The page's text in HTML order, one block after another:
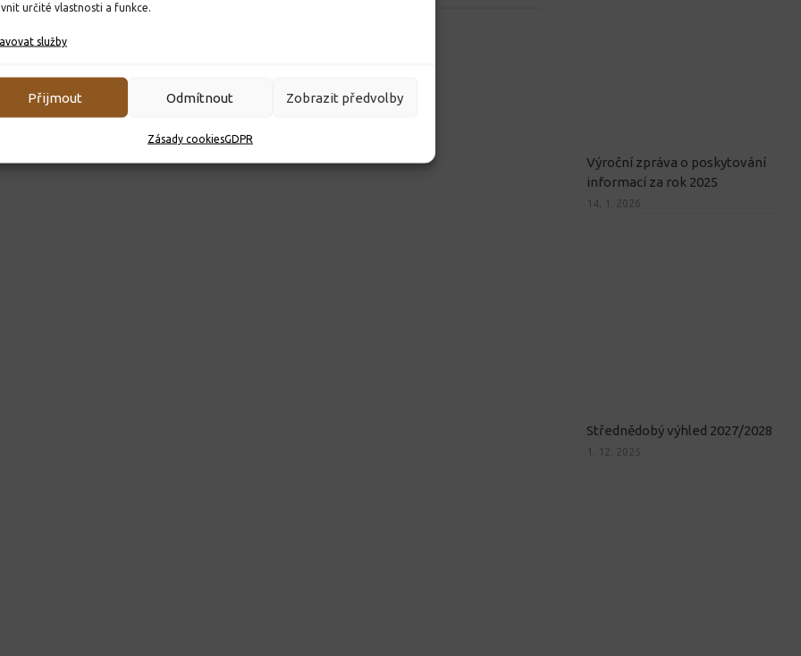
určité vlastnosti a funkce.
služby
Přijmout Odmítnout Zobrazit předvolby
Zásady cookiesGDPR
Výroční zpráva o poskytování
informací za rok 2025
14. 1. 2026
Střednědobý výhled 2027/2028
1. 12. 2025